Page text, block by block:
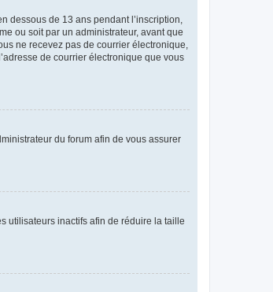
dessous de 13 ans pendant l’inscription,
ou soit par un administrateur, avant que
ne recevez pas de courrier électronique,
de courrier électronique que vous
du forum afin de vous assurer
utilisateurs inactifs afin de réduire la taille